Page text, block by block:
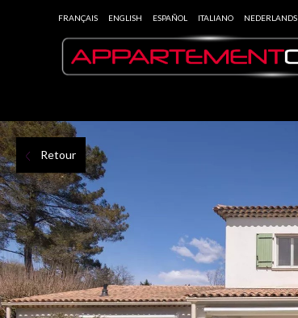
FRANÇAIS ENGLISH ESPAÑOL ITALIANO NEDERLANDS
Retour